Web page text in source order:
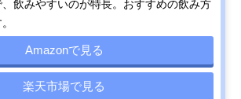
、飲みやすいのが特長。おすすめの飲み方
Amazonで見る
楽天市場で見る